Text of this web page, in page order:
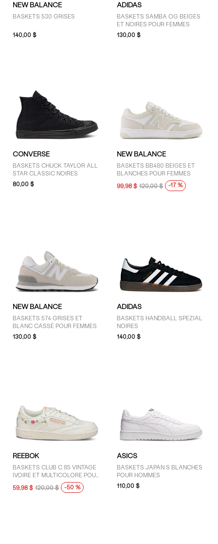
8 (30)
8.5 (28)
9 (29)
AFFICHER PLUS
COULEUR
Blanc (9)
Brun (4)
Gris (14)
NEW BALANCE
BASKETS 530 GRISES
140,00 $
ADIDAS
BASKETS SAMBA OG BEIGES
ET NOIRES POUR FEMMES
130,00 $
CONVERSE
BASKETS CHUCK TAYLOR ALL
STAR CLASSIC NOIRES
80,00 $
NEW BALANCE
BASKETS BB480 BEIGES ET
BLANCHES POUR FEMMES
99,98 $ 120,00 $ -17 %
NEW BALANCE
BASKETS 574 GRISES ET
BLANC CASSÉ POUR FEMMES
130,00 $
ADIDAS
BASKETS HANDBALL SPEZIAL
NOIRES
140,00 $
REEBOK
BASKETS CLUB C 85 VINTAGE
IVOIRE ET MULTICOLORE POUR
FEMMES
59,98 $ 120,00 $ -50 %
ASICS
BASKETS JAPAN S BLANCHES
POUR HOMMES
110,00 $